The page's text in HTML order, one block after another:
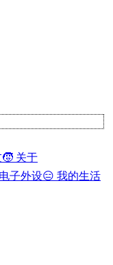
🧒 关于
子外设😑 我的生活